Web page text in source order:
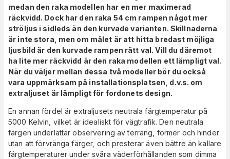
medan den raka modellen har en mer maximerad
räckvidd. Dock har den raka 54 cm rampen något mer
ströljus i sidleds än den kurvade varianten. Skillnaderna
är inte stora, men om målet är att hitta bredast möjliga
ljusbild är den kurvade rampen rätt val. Vill du däremot
ha lite mer räckvidd är den raka modellen ett lämpligt val.
När du väljer mellan dessa två modeller bör du också
vara uppmärksam på installationsplatsen, d.v.s. om
extraljuset är lämpligt för fordonets design.
En annan fördel är extraljusets neutrala färgtemperatur på
5000 Kelvin, vilket är idealiskt för vägtrafik. Den neutrala
färgen underlättar observering av terräng, former och hinder
utan att förvränga färger, och presterar även bättre än kallare
färgtemperaturer under svåra väderförhållanden som dimma